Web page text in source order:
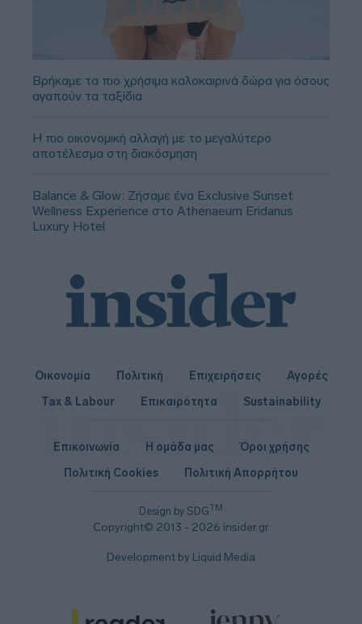
Βρήκαμε τα πιο χρήσιμα καλοκαιρινά δώρα για όσους
αγαπούν τα ταξίδια
Η πιο οικονομική αλλαγή με το μεγαλύτερο
αποτέλεσμα στη διακόσμηση
Balance & Glow: Ζήσαμε ένα Exclusive Sunset
Wellness Experience στο Athenaeum Eridanus
Luxury Hotel
Οικονομία Πολιτική Επιχειρήσεις
Αγορές
Tax & Labour
Επικαιρότητα Sustainability
Design by SDGTM
Copyright© 2013 - 2026 insider.gr
Επικοινωνία Η ομάδα μας
Όροι χρήσης
Πολιτική Cookies
Πολιτική Απορρήτου
Development by Liquid Media